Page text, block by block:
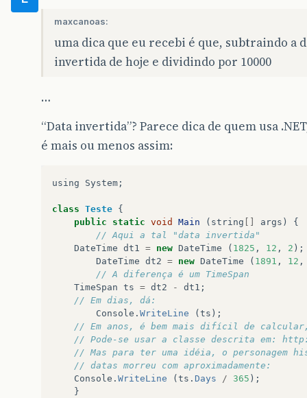
}
maxcanoas:
uma dica que eu recebi é que, subtraindo a
invertida de hoje e dividindo por 10000
…
“Data invertida”? Parece dica de quem usa
é mais ou menos assim:
using System ;
class Teste {
public
static void Main ( string [] args )
{
// Aqui a tal "data invertida"
DateTime dt1 = new DateTime ( 1825 , 12 , 2 );
DateTime dt2 = new DateTime ( 1891 , 12 ,
// A diferença é um TimeSpan
TimeSpan ts = dt2 - dt1 ;
// Em dias, dá:
Console . WriteLine (ts );
// Em anos, é bem mais difícil de
// Pode-se usar a classe descrita em:
// Mas para ter uma idéia, o personagem
// datas morreu com aproximadamente:
Console . WriteLine (ts . Days / 365 );
}